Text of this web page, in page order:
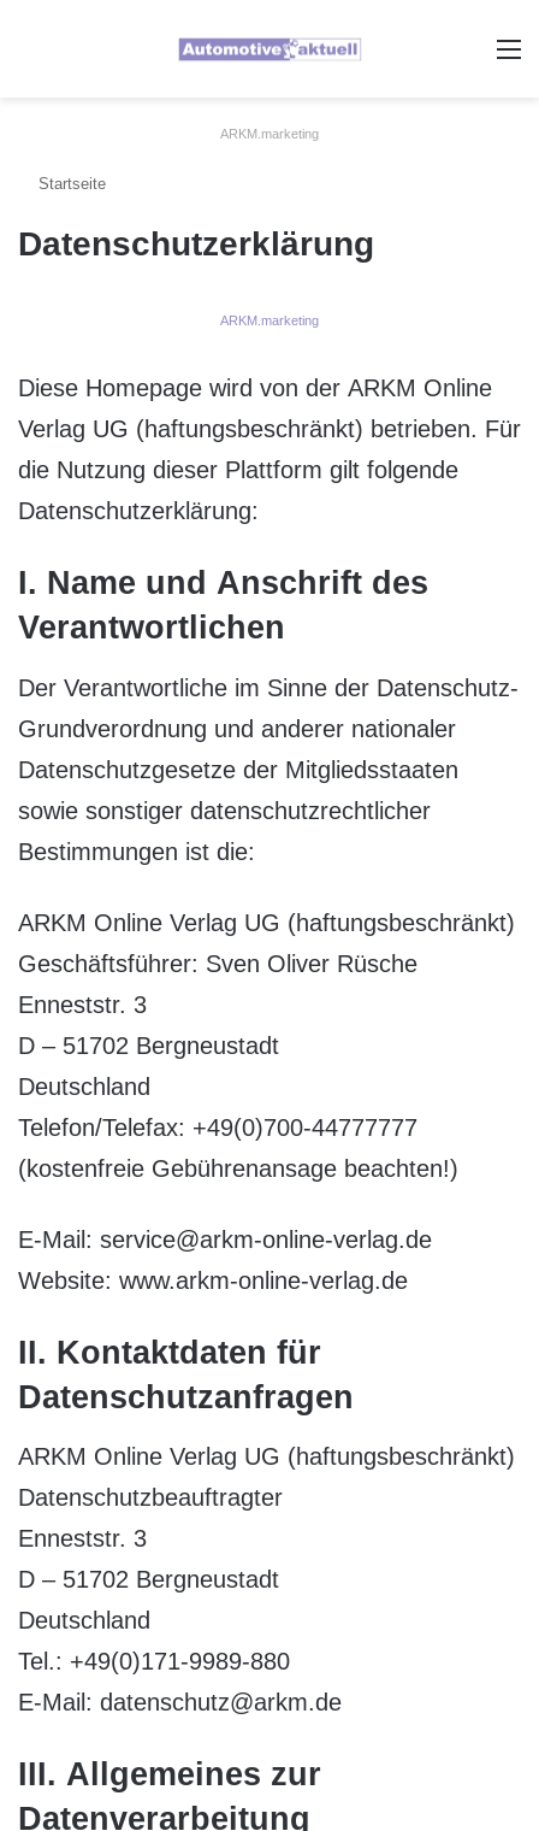
ARKM.marketing
Startseite
Datenschutzerklärung
ARKM.marketing
Diese Homepage wird von der ARKM Online
Verlag UG (haftungsbeschränkt) betrieben. Für
die Nutzung dieser Plattform gilt folgende
Datenschutzerklärung:
I. Name und Anschrift des
Verantwortlichen
Der Verantwortliche im Sinne der Datenschutz-
Grundverordnung und anderer nationaler
Datenschutzgesetze der Mitgliedsstaaten
sowie sonstiger datenschutzrechtlicher
Bestimmungen ist die:
ARKM Online Verlag UG (haftungsbeschränkt)
Geschäftsführer: Sven Oliver Rüsche
Enneststr. 3
D – 51702 Bergneustadt
Deutschland
Telefon/Telefax: +49(0)700-44777777
(kostenfreie Gebührenansage beachten!)
E-Mail: service@arkm-online-verlag.de
Website: www.arkm-online-verlag.de
II. Kontaktdaten für
Datenschutzanfragen
ARKM Online Verlag UG (haftungsbeschränkt)
Datenschutzbeauftragter
Enneststr. 3
D – 51702 Bergneustadt
Deutschland
Tel.: +49(0)171-9989-880
E-Mail: datenschutz@arkm.de
III. Allgemeines zur
Datenverarbeitung